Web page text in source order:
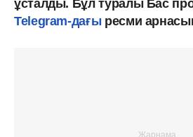
ұсталды. Бұл туралы Бас
Telegram-дағыресми